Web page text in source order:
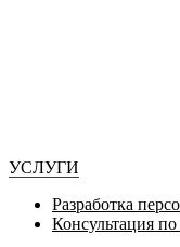
УСЛУГИ
Разработка
Консультация